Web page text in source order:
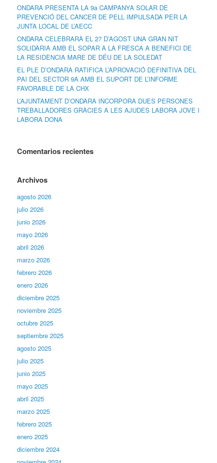
ONDARA PRESENTA LA 9a CAMPANYA SOLAR DE
PREVENCIÓ DEL CÀNCER DE PELL IMPULSADA PER LA
JUNTA LOCAL DE L’AECC
ONDARA CELEBRARÀ EL 27 D’AGOST UNA GRAN NIT
SOLIDÀRIA AMB EL SOPAR A LA FRESCA A BENEFICI DE
LA RESIDÈNCIA MARE DE DÉU DE LA SOLEDAT
EL PLE D’ONDARA RATIFICA L’APROVACIÓ DEFINITIVA DEL
PAI DEL SECTOR 9A AMB EL SUPORT DE L’INFORME
FAVORABLE DE LA CHX
L’AJUNTAMENT D’ONDARA INCORPORA DUES PERSONES
TREBALLADORES GRÀCIES A LES AJUDES LABORA JOVE I
LABORA DONA
Comentarios recientes
Archivos
agosto 2026
julio 2026
junio 2026
mayo 2026
abril 2026
marzo 2026
febrero 2026
enero 2026
diciembre 2025
noviembre 2025
octubre 2025
septiembre 2025
agosto 2025
julio 2025
junio 2025
mayo 2025
abril 2025
marzo 2025
febrero 2025
enero 2025
diciembre 2024